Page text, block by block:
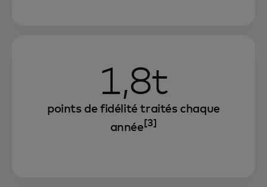
1,8t
points de fidélité traités chaque
année [3]